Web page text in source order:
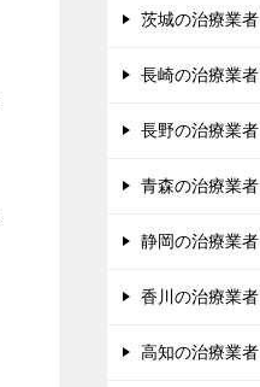
茨城の治療業者
長崎の治療業者
長野の治療業者
青森の治療業者
静岡の治療業者
香川の治療業者
高知の治療業者